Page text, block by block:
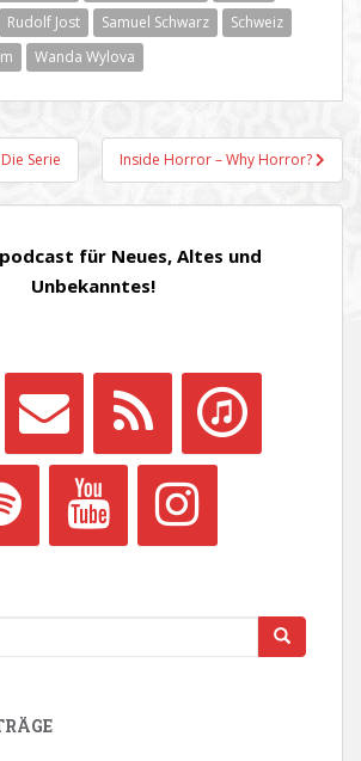
Rudolf Jost Samuel Schwarz
Schweiz
Wanda Wylova
Serie Inside Horror – Why Horror?
für Neues, Altes und
Unbekanntes!